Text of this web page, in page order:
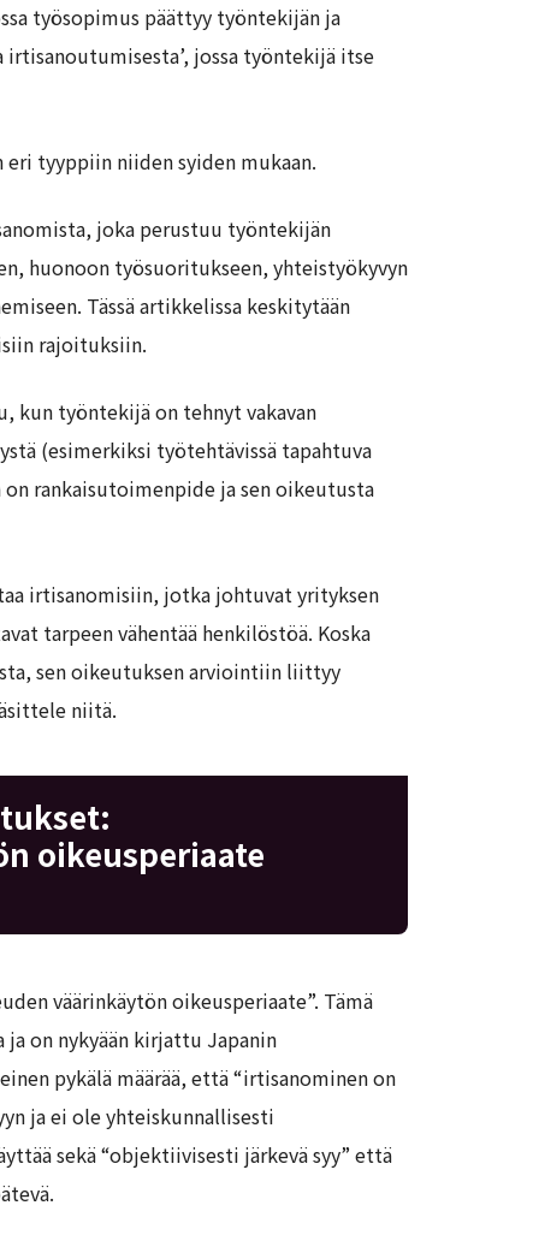
työsopimus päättyy työntekijän ja
irtisanoutumisesta’, jossa työntekijä itse
eri tyyppiin niiden syiden mukaan.
joka perustuu työntekijän
huonoon työsuoritukseen, yhteistyökyvyn
Tässä artikkelissa keskitytään
rajoituksiin.
kun työntekijä on tehnyt vakavan
(esimerkiksi työtehtävissä tapahtuva
rankaisutoimenpide ja sen oikeutusta
irtisanomisiin, jotka johtuvat yrityksen
tarpeen vähentää henkilöstöä. Koska
sen oikeutuksen arviointiin liittyy
niitä.
oikeusperiaate
väärinkäytön oikeusperiaate”. Tämä
on nykyään kirjattu Japanin
pykälä määrää, että “irtisanominen on
ja ei ole yhteiskunnallisesti
sekä “objektiivisesti järkevä syy” että